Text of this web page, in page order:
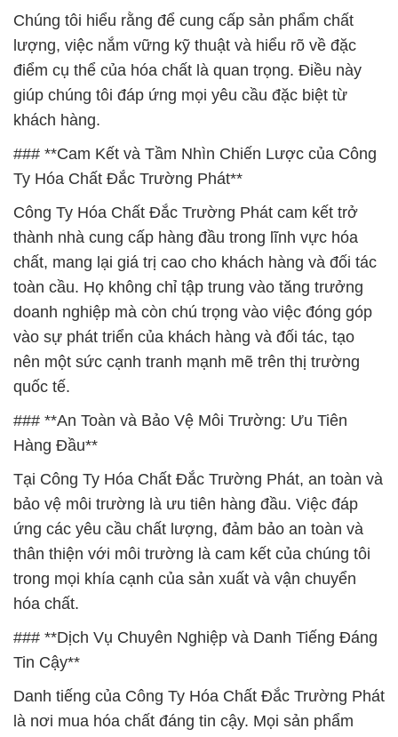
Chúng tôi hiểu rằng để cung cấp sản phẩm chất
lượng, việc nắm vững kỹ thuật và hiểu rõ về đặc
điểm cụ thể của hóa chất là quan trọng. Điều này
giúp chúng tôi đáp ứng mọi yêu cầu đặc biệt từ
khách hàng.
### **Cam Kết và Tầm Nhìn Chiến Lược của Công
Ty Hóa Chất Đắc Trường Phát**
Công Ty Hóa Chất Đắc Trường Phát cam kết trở
thành nhà cung cấp hàng đầu trong lĩnh vực hóa
chất, mang lại giá trị cao cho khách hàng và đối tác
toàn cầu. Họ không chỉ tập trung vào tăng trưởng
doanh nghiệp mà còn chú trọng vào việc đóng góp
vào sự phát triển của khách hàng và đối tác, tạo
nên một sức cạnh tranh mạnh mẽ trên thị trường
quốc tế.
### **An Toàn và Bảo Vệ Môi Trường: Ưu Tiên
Hàng Đầu**
Tại Công Ty Hóa Chất Đắc Trường Phát, an toàn và
bảo vệ môi trường là ưu tiên hàng đầu. Việc đáp
ứng các yêu cầu chất lượng, đảm bảo an toàn và
thân thiện với môi trường là cam kết của chúng tôi
trong mọi khía cạnh của sản xuất và vận chuyển
hóa chất.
### **Dịch Vụ Chuyên Nghiệp và Danh Tiếng Đáng
Tin Cậy**
Danh tiếng của Công Ty Hóa Chất Đắc Trường Phát
là nơi mua hóa chất đáng tin cậy. Mọi sản phẩm